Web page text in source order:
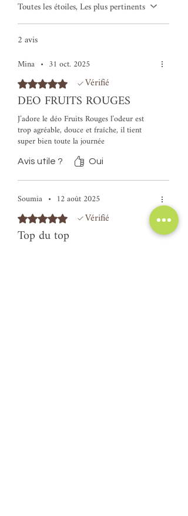
Toutes les étoiles, Les plus pertinents
2 avis
Mina • 31 oct. 2025
Noté 5 sur 5. Vérifié
DEO FRUITS ROUGES
J’adore le déo Fruits Rouges l’odeur est
trop agréable, douce et fraîche, il tient
super bien toute la journée
Avis utile ? Oui
Soumia • 12 août 2025
Noté 5 sur 5. Vérifié
Top du top